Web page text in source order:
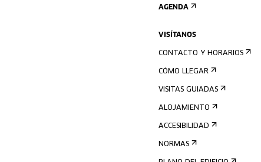
AGENDA
VISÍTANOS
CONTACTO Y HORARIOS
CÓMO LLEGAR
VISITAS GUIADAS
ALOJAMIENTO
ACCESIBILIDAD
NORMAS